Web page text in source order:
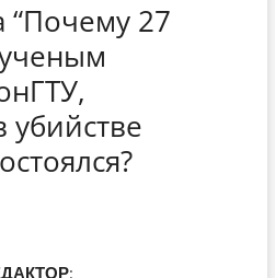
“Почему 27
: